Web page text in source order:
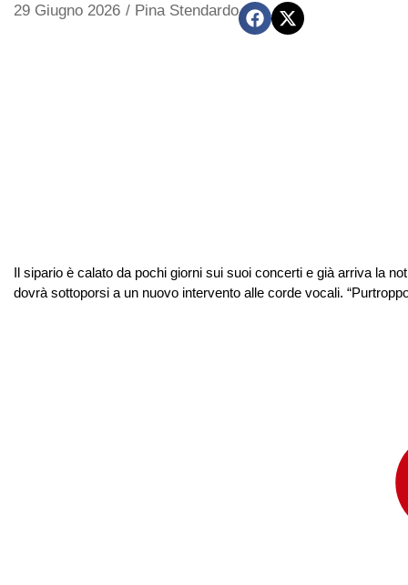
29 Giugno 2026 / Pina Stendardo
Il sipario è calato da pochi giorni sui suoi concerti e già arriva la
dovrà sottoporsi a un nuovo intervento alle corde vocali.